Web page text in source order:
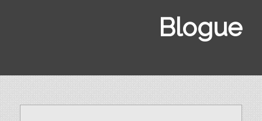
Blogue